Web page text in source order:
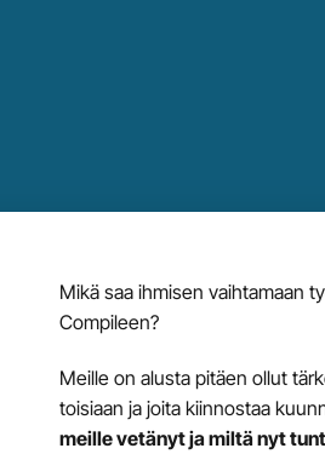
Mikä saa ihmisen vaihtamaan
Compileen?
Meille on alusta pitäen ollut
toisiaan ja joita kiinnostaa
meille vetänyt ja miltä nyt